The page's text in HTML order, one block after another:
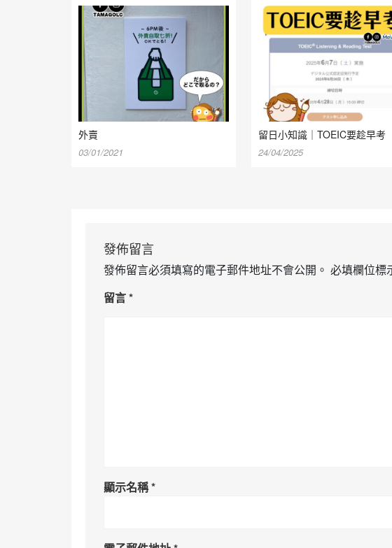
外賣
03/01/2021
留日小知識｜TOEIC要趁早考
24/04/2025
發佈留言
發佈留言必須填寫的電子郵件地址不會公開。 必填欄位標
留言*
顯示名稱*